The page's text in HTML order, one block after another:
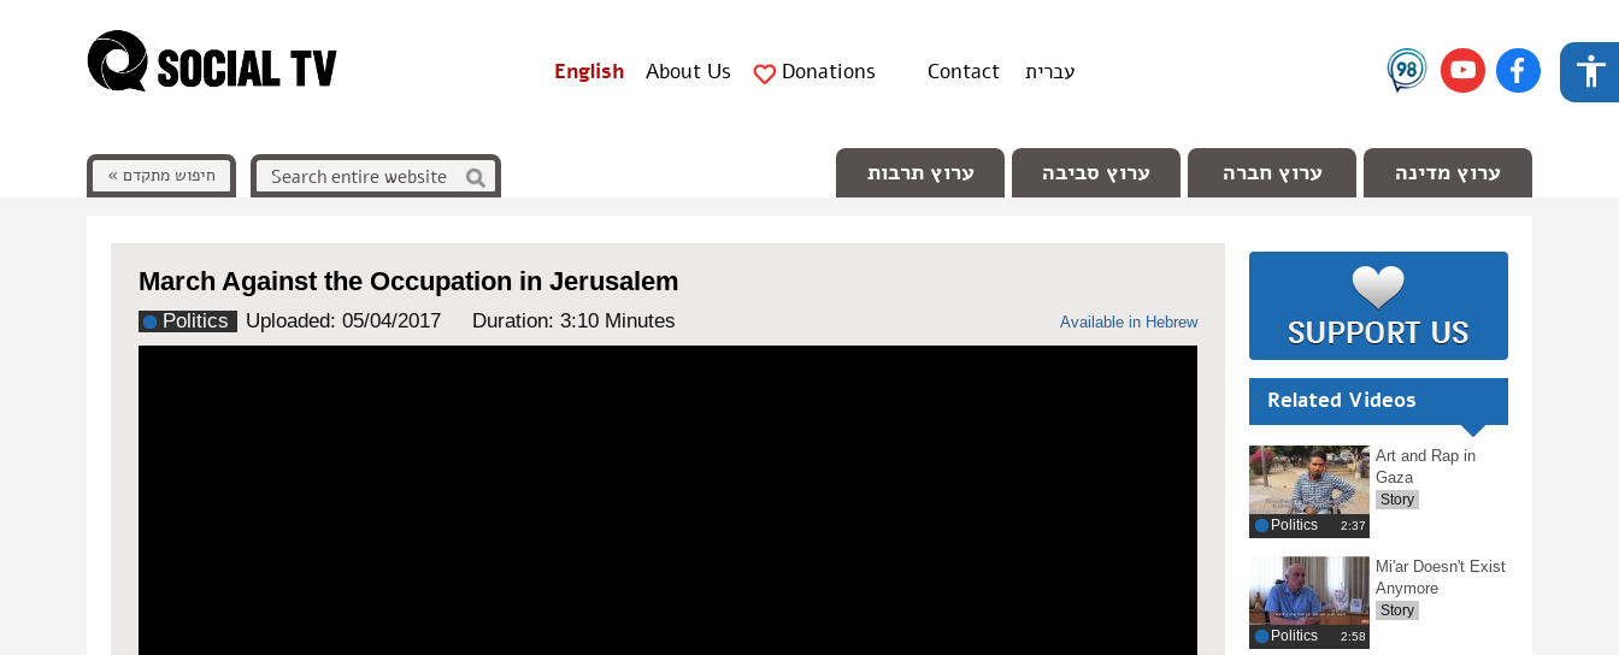
עברית Contact
Donations
About Us
English
ערוץ מדינה ערוץ חברה ערוץ סביבה ערוץ תרבות חיפוש מתקדם »
March Against the Occupation in Jerusalem
Politics Uploaded: 05/04/2017 Duration: ‎3:10 Minutes Available in Hebrew
Related Videos
Politics ‎2:37
Art and Rap in
Gaza
Story
Politics ‎2:58
Mi'ar Doesn't Exist
Anymore
Story